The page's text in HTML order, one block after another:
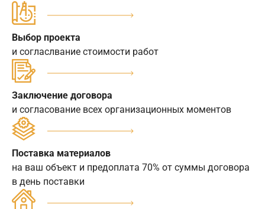
Выбор проекта
и согласлвание стоимости работ
Заключение договора
и согласование всех организационных моментов
Поставка материалов
на ваш объект и предоплата 70% от суммы договора
в день поставки